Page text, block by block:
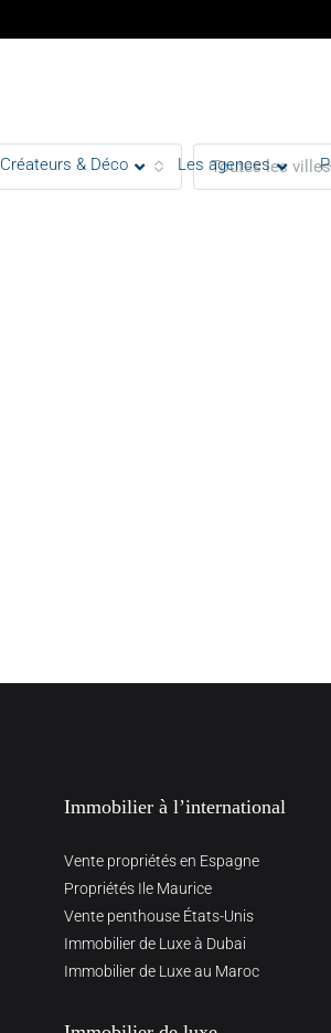
Créateurs & Déco Les agences
Toutes les villes
Immobilier à l’international
Vente propriétés en Espagne
Propriétés Ile Maurice
Vente penthouse États-Unis
Immobilier de Luxe à Dubai
Immobilier de Luxe au Maroc